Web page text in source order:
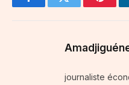
FacebookTwitter
journaliste